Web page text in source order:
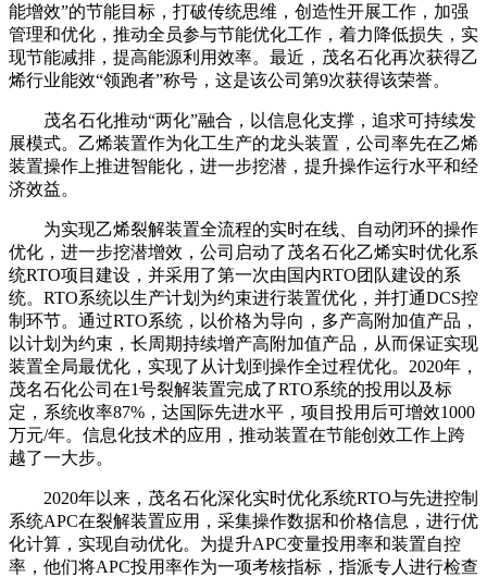
能增效”的节能目标，打破传统思维，创造性开展工作，加强
管理和优化，推动全员参与节能优化工作，着力降低损失，实
现节能减排，提高能源利用效率。最近，茂名石化再次获得乙
烯行业能效“领跑者”称号，这是该公司第9次获得该荣誉。
茂名石化推动“两化”融合，以信息化支撑，追求可持续发
展模式。乙烯装置作为化工生产的龙头装置，公司率先在乙烯
装置操作上推进智能化，进一步挖潜，提升操作运行水平和经
济效益。
为实现乙烯裂解装置全流程的实时在线、自动闭环的操作
优化，进一步挖潜增效，公司启动了茂名石化乙烯实时优化系
统RTO项目建设，并采用了第一次由国内RTO团队建设的系
统。RTO系统以生产计划为约束进行装置优化，并打通DCS控
制环节。通过RTO系统，以价格为导向，多产高附加值产品，
以计划为约束，长周期持续增产高附加值产品，从而保证实现
装置全局最优化，实现了从计划到操作全过程优化。2020年，
茂名石化公司在1号裂解装置完成了RTO系统的投用以及标
定，系统收率87%，达国际先进水平，项目投用后可增效1000
万元/年。信息化技术的应用，推动装置在节能创效工作上跨
越了一大步。
2020年以来，茂名石化深化实时优化系统RTO与先进控制
系统APC在裂解装置应用，采集操作数据和价格信息，进行优
化计算，实现自动优化。为提升APC变量投用率和装置自控
率，他们将APC投用率作为一项考核指标，指派专人进行检查